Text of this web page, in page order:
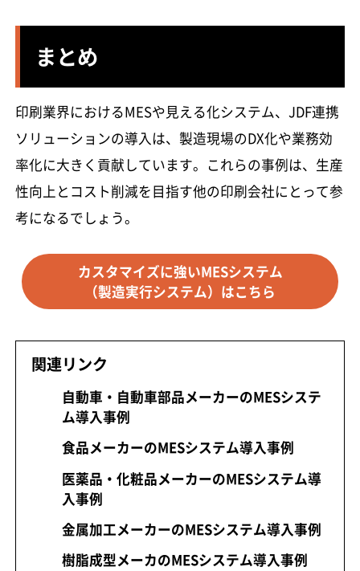
まとめ
印刷業界におけるMESや見える化システム、JDF連携
ソリューションの導入は、製造現場のDX化や業務効
率化に大きく貢献しています。これらの事例は、生産
性向上とコスト削減を目指す他の印刷会社にとって参
考になるでしょう。
カスタマイズに強いMESシステム
（製造実行システム）はこちら
関連リンク
自動車・自動車部品メーカーのMESシステ
ム導入事例
食品メーカーのMESシステム導入事例
医薬品・化粧品メーカーのMESシステム導
入事例
金属加工メーカーのMESシステム導入事例
樹脂成型メーカのMESシステム導入事例